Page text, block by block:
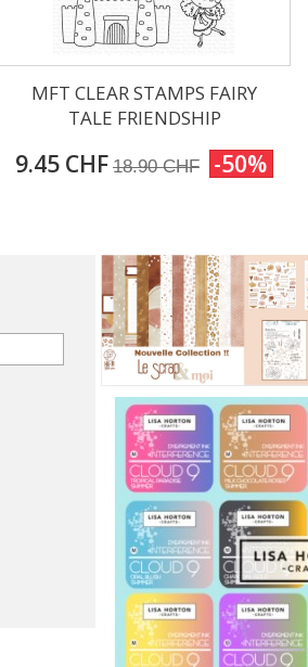
MFT CLEAR STAMPS FAIRY
TALE FRIENDSHIP
9.45 CHF 18.90 CHF -50%